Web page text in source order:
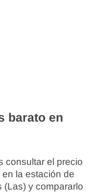
barato en
consultar el precio
la estación de
(Las) y compararlo